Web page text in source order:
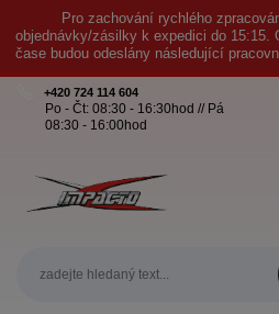
Pro zachování rychlého
objednávky/zásilky k expedici do 15:15.
čase budou odeslány následující
+420 724 114 604
Po - Čt: 08:30 - 16:30hod // Pá
08:30 - 16:00hod